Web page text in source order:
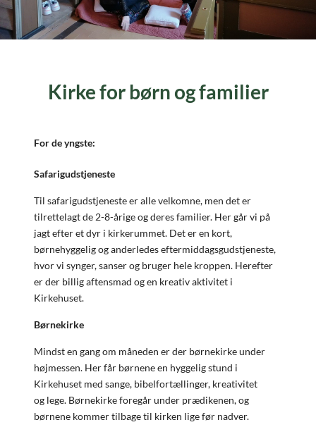
Kirke for børn og familier
For de yngste:
Safarigudstjeneste
Til safarigudstjeneste er alle velkomne, men det er
tilrettelagt de 2-8-årige og deres familier. Her går vi på
jagt efter et dyr i kirkerummet. Det er en kort,
børnehyggelig og anderledes eftermiddagsgudstjeneste,
hvor vi synger, sanser og bruger hele kroppen. Herefter
er der billig aftensmad og en kreativ aktivitet i
Kirkehuset.
Børnekirke
Mindst en gang om måneden er der børnekirke under
højmessen. Her får børnene en hyggelig stund i
Kirkehuset med sange, bibelfortællinger, kreativitet
og lege. Børnekirke foregår under prædikenen, og
børnene kommer tilbage til kirken lige før nadver.